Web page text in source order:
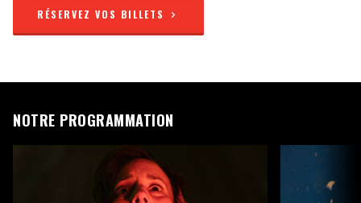
RÉSERVEZ VOS BILLETS
NOTRE PROGRAMMATION